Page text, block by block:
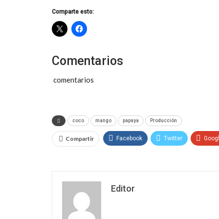
Comparte esto:
Comentarios
comentarios
coco mango papaya Producción
Compartir Facebook Twitter
Editor